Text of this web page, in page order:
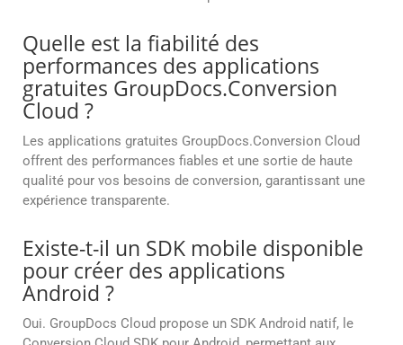
Quelle est la fiabilité des
performances des applications
gratuites GroupDocs.Conversion
Cloud ?
Les applications gratuites GroupDocs.Conversion Cloud
offrent des performances fiables et une sortie de haute
qualité pour vos besoins de conversion, garantissant une
expérience transparente.
Existe-t-il un SDK mobile disponible
pour créer des applications
Android ?
Oui. GroupDocs Cloud propose un SDK Android natif, le